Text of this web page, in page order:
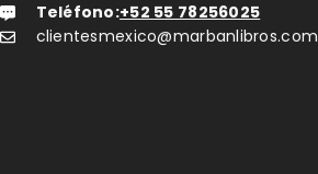
Teléfono:+52 55 78256025
clientesmexico@marbanlibros.com